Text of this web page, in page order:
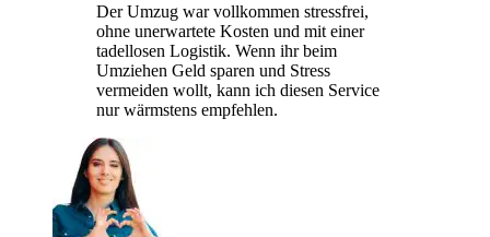
Der Umzug war vollkommen stressfrei,
ohne unerwartete Kosten und mit einer
tadellosen Logistik. Wenn ihr beim
Umziehen Geld sparen und Stress
vermeiden wollt, kann ich diesen Service
nur wärmstens empfehlen.